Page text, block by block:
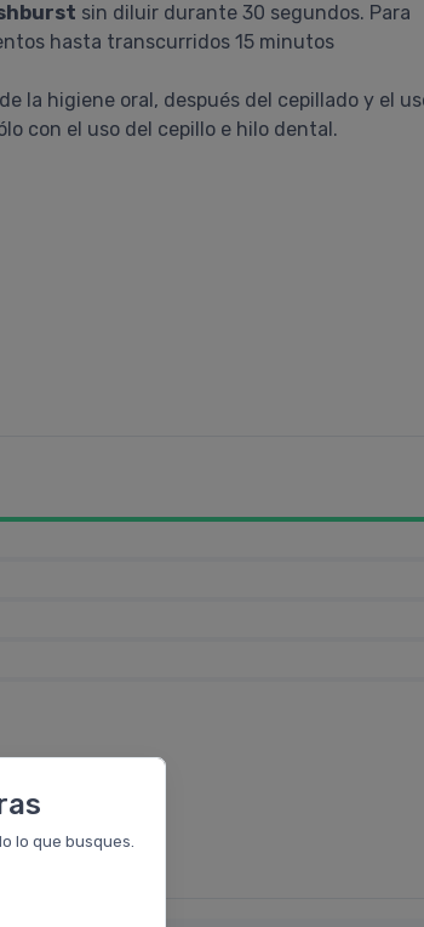
lo que busques.
sin diluir durante 30 segundos. Para
hasta transcurridos 15 minutos
la higiene oral, después del cepillado y el
con el uso del cepillo e hilo dental.